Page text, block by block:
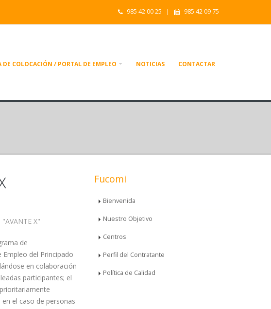
985 42 00 25 | 985 42 09 75
DE COLOCACIÓN / PORTAL DE EMPLEO NOTICIAS CONTACTAR
X"
de
del Principado
en colaboración
participantes; el
el caso de personas
Fucomi
Bienvenida
Nuestro Objetivo
Centros
Perfil del Contratante
Política de Calidad